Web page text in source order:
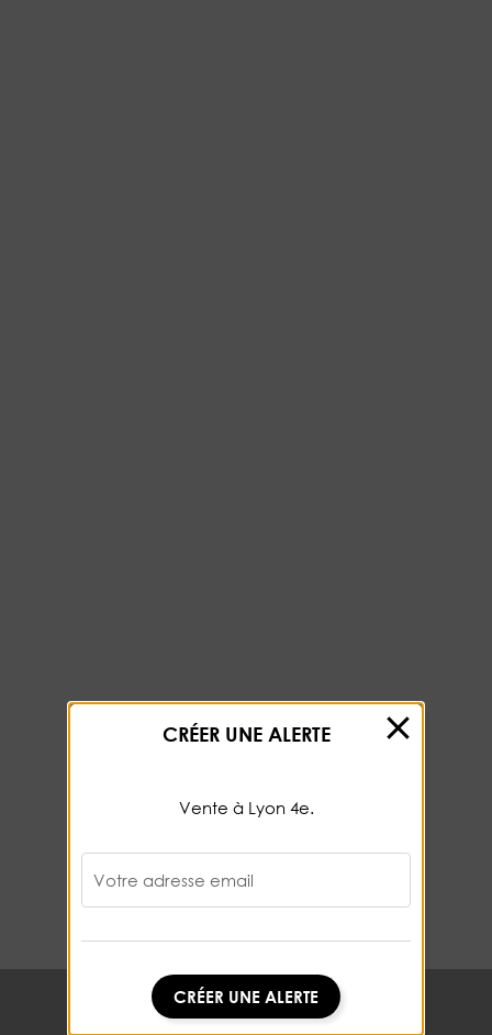
CRÉER UNE ALERTE
CRÉER UNE ALERTE
Vente à Lyon 4e.
Votre adresse email
CRÉER UNE ALERTE